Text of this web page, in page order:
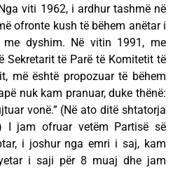
viti 1962, i ardhur tashmë në
ofronte kush të bëhem anëtar i
me dyshim. Në vitin 1991, me
Sekretarit të Parë të Komitetit të
më është propozuar të bëhem
nuk kam pranuar, duke thënë:
vonë.” (Në ato ditë shtatorja
I jam ofruar vetëm Partisë së
i joshur nga emri i saj, kam
i saji për 8 muaj dhe jam